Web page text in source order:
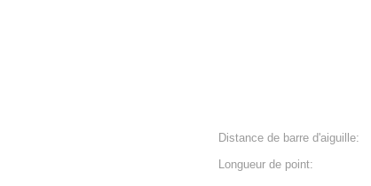
Distance de barre d'aiguille:
Longueur de point: